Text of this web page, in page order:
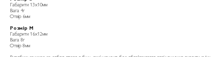
Габарити 13х10мм
Вага 4г
Отвір 6мм
Розмір М
Габарити 16х12мм
Вага 8г
Отвір 8мм